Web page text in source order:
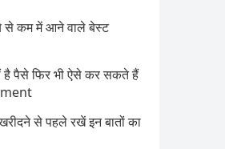
से कम में आने वाले बेस्ट
है पैसे फिर भी ऐसे कर सकते हैं
से पहले रखें इन बातों का